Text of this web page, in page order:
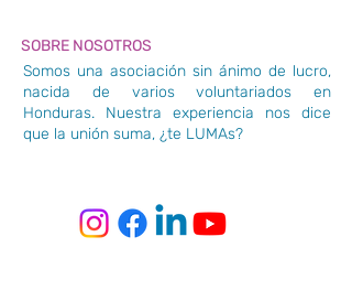
SOBRE NOSOTROS
Somos una asociación sin ánimo de lucro,
nacida de varios voluntariados en
Honduras. Nuestra experiencia nos dice
que la unión suma, ¿te LUMAs?